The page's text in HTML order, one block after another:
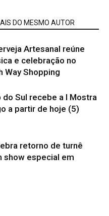
DO MESMO AUTOR
Artesanal reúne
e celebração no
Way Shopping
Sul recebe a I Mostra
a partir de hoje (5)
retorno de turnê
show especial em